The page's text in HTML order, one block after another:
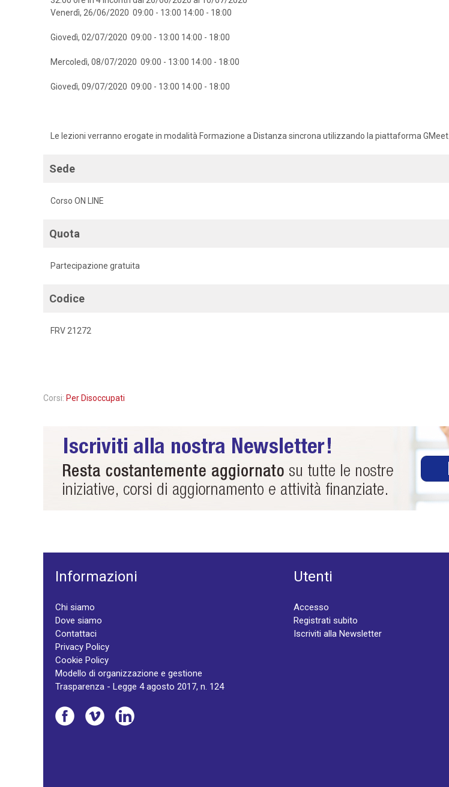
Venerdì, 26/06/2020 09:00 - 13:00 14:00 - 18:00
Giovedì, 02/07/2020 09:00 - 13:00 14:00 - 18:00
Mercoledì, 08/07/2020 09:00 - 13:00 14:00 - 18:00
Giovedì, 09/07/2020 09:00 - 13:00 14:00 - 18:00
Le lezioni verranno erogate in modalità Formazione a Distanza sincrona utilizzando la piattaforma GMeet.
Sede
Corso ON LINE
Quota
Partecipazione gratuita
Codice
FRV 21272
Corsi: Per Disoccupati
Informazioni
Chi siamo
Dove siamo
Contattaci
Privacy Policy
Cookie Policy
Modello di organizzazione e gestione
Trasparenza - Legge 4 agosto 2017, n. 124
Utenti
Accesso
Registrati subito
Iscriviti alla Newsletter